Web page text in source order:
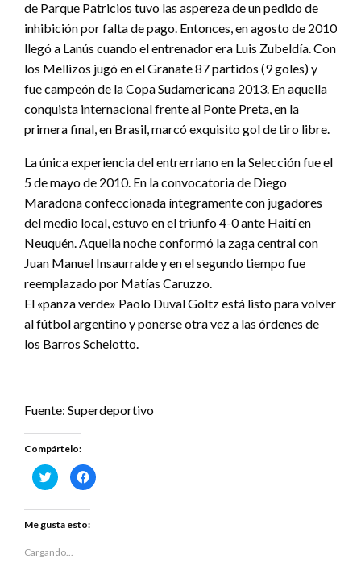
de Parque Patricios tuvo las aspereza de un pedido de
inhibición por falta de pago. Entonces, en agosto de 2010
llegó a Lanús cuando el entrenador era Luis Zubeldía. Con
los Mellizos jugó en el Granate 87 partidos (9 goles) y
fue campeón de la Copa Sudamericana 2013. En aquella
conquista internacional frente al Ponte Preta, en la
primera final, en Brasil, marcó exquisito gol de tiro libre.
La única experiencia del entrerriano en la Selección fue el
5 de mayo de 2010. En la convocatoria de Diego
Maradona confeccionada íntegramente con jugadores
del medio local, estuvo en el triunfo 4-0 ante Haití en
Neuquén. Aquella noche conformó la zaga central con
Juan Manuel Insaurralde y en el segundo tiempo fue
reemplazado por Matías Caruzzo.
El «panza verde» Paolo Duval Goltz está listo para volver
al fútbol argentino y ponerse otra vez a las órdenes de
los Barros Schelotto.
Fuente: Superdeportivo
Compártelo:
Haz
clic
en
Twitter
(Se
en
Haz
clic
Me gusta esto:
Cargando...